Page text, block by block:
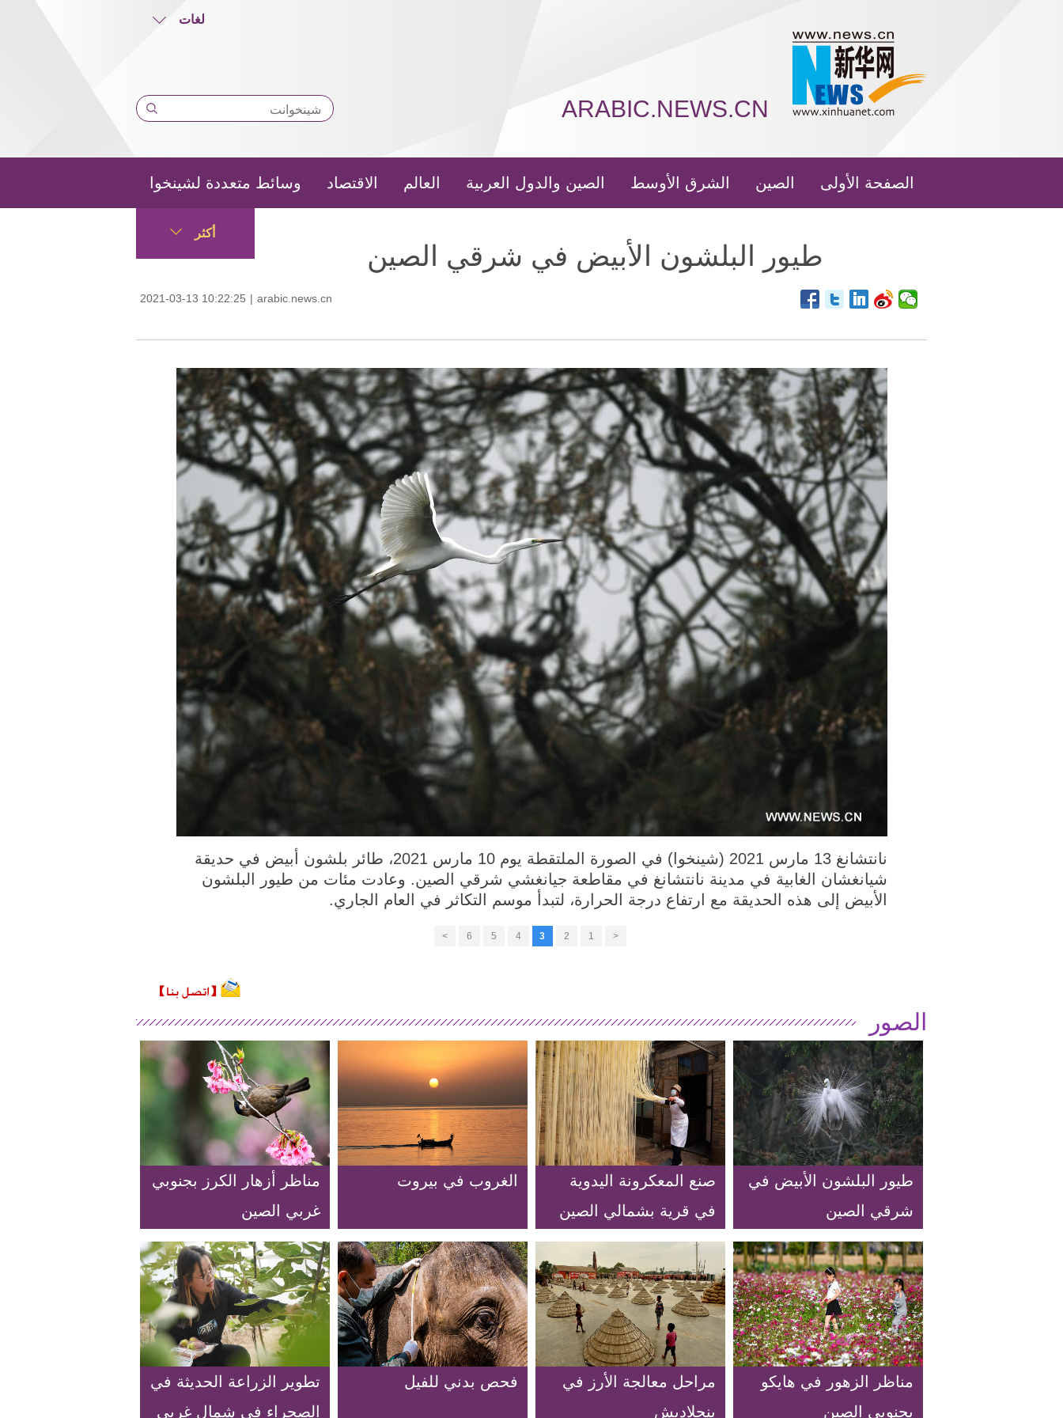
لغات
ARABIC.NEWS.CN
الصفحة الأولى الصين الشرق الأوسط الصين والدول العربية العالم الاقتصاد وسائط متعددة لشينخوا
أكثر
طيور البلشون الأبيض في شرقي الصين
2021-03-13 10:22:25 | arabic.news.cn
نانتشانغ 13 مارس 2021 (شينخوا) في الصورة الملتقطة يوم 10 مارس 2021، طائر بلشون أبيض في حديقة
شيانغشان الغابية في مدينة نانتشانغ في مقاطعة جيانغشي شرقي الصين. وعادت مئات من طيور البلشون
الأبيض إلى هذه الحديقة مع ارتفاع درجة الحرارة، لتبدأ موسم التكاثر في العام الجاري.
<
1
2
3
4
5
6
>
الصور
طيور البلشون الأبيض في
شرقي الصين
صنع المعكرونة اليدوية
في قرية بشمالي الصين
الغروب في بيروت
مناظر أزهار الكرز بجنوبي
غربي الصين
مناظر الزهور في هايكو
بجنوبي الصين
مراحل معالجة الأرز في
بنجلاديش
فحص بدني للفيل
تطوير الزراعة الحديثة في
الصحراء في شمال غربي